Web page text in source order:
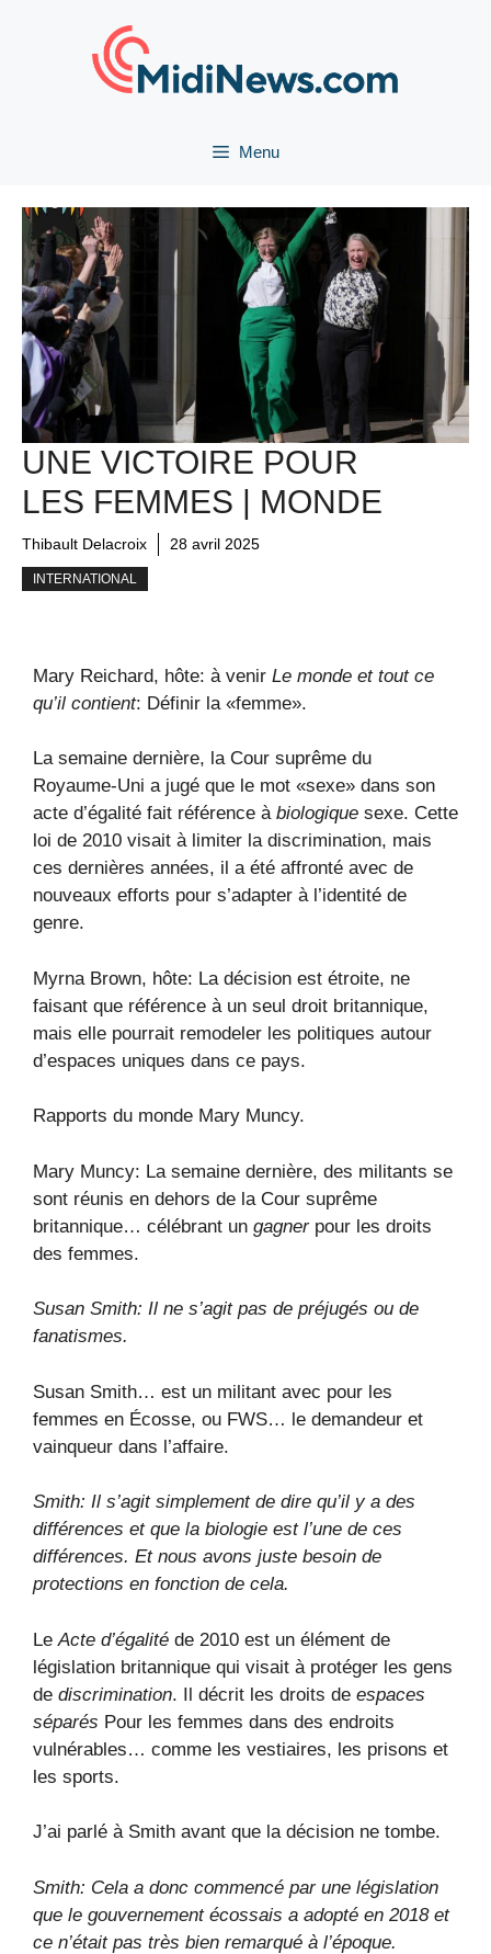
Menu
UNE VICTOIRE POUR
LES FEMMES | MONDE
Thibault Delacroix 28 avril 2025
INTERNATIONAL
Mary Reichard, hôte: à venir Le monde et tout ce
qu’il contient: Définir la «femme».
La semaine dernière, la Cour suprême du
Royaume-Uni a jugé que le mot «sexe» dans son
acte d’égalité fait référence à biologique sexe. Cette
loi de 2010 visait à limiter la discrimination, mais
ces dernières années, il a été affronté avec de
nouveaux efforts pour s’adapter à l’identité de
genre.
Myrna Brown, hôte: La décision est étroite, ne
faisant que référence à un seul droit britannique,
mais elle pourrait remodeler les politiques autour
d’espaces uniques dans ce pays.
Rapports du monde Mary Muncy.
Mary Muncy: La semaine dernière, des militants se
sont réunis en dehors de la Cour suprême
britannique… célébrant un gagner pour les droits
des femmes.
Susan Smith: Il ne s’agit pas de préjugés ou de
fanatismes.
Susan Smith… est un militant avec pour les
femmes en Écosse, ou FWS… le demandeur et
vainqueur dans l’affaire.
Smith: Il s’agit simplement de dire qu’il y a des
différences et que la biologie est l’une de ces
différences. Et nous avons juste besoin de
protections en fonction de cela.
Le Acte d’égalité de 2010 est un élément de
législation britannique qui visait à protéger les gens
de discrimination. Il décrit les droits de espaces
séparés Pour les femmes dans des endroits
vulnérables… comme les vestiaires, les prisons et
les sports.
J’ai parlé à Smith avant que la décision ne tombe.
Smith: Cela a donc commencé par une législation
que le gouvernement écossais a adopté en 2018 et
ce n’était pas très bien remarqué à l’époque.